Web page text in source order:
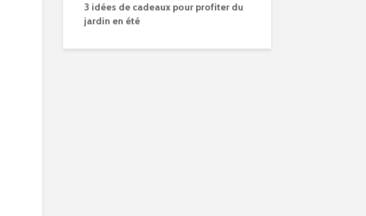
3 idées de cadeaux pour profiter du
jardin en été